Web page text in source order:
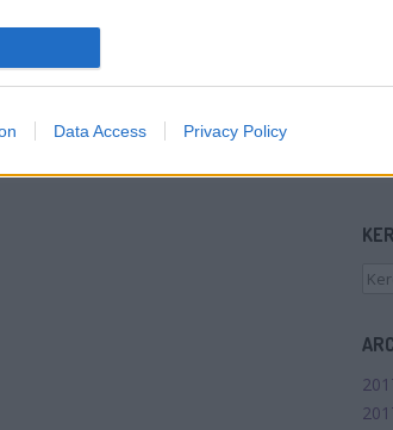
Data Access Privacy Policy